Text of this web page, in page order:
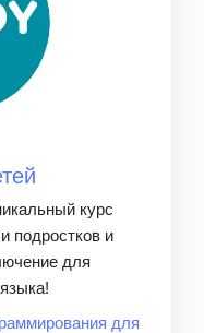
курс
подростков и
для
для